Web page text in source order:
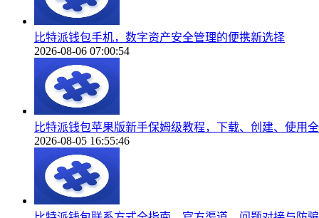
比特派钱包手机，数字资产安全管理的便携新选择
2026-08-06 07:00:54
比特派钱包苹果版新手保姆级教程，下载、创建、使用
2026-08-05 16:55:46